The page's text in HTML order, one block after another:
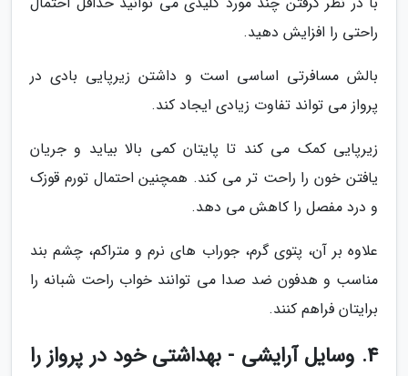
راحتی را افزایش دهید.
بالش مسافرتی اساسی است و داشتن زیرپایی بادی در
پرواز می تواند تفاوت زیادی ایجاد کند.
زیرپایی کمک می کند تا پایتان کمی بالا بیاید و جریان
یافتن خون را راحت تر می کند. همچنین احتمال تورم قوزک
و درد مفصل را کاهش می دهد.
علاوه بر آن، پتوی گرم، جوراب های نرم و متراکم، چشم بند
مناسب و هدفون ضد صدا می توانند خواب راحت شبانه را
برایتان فراهم کنند.
4. وسایل آرایشی - بهداشتی خود در پرواز را